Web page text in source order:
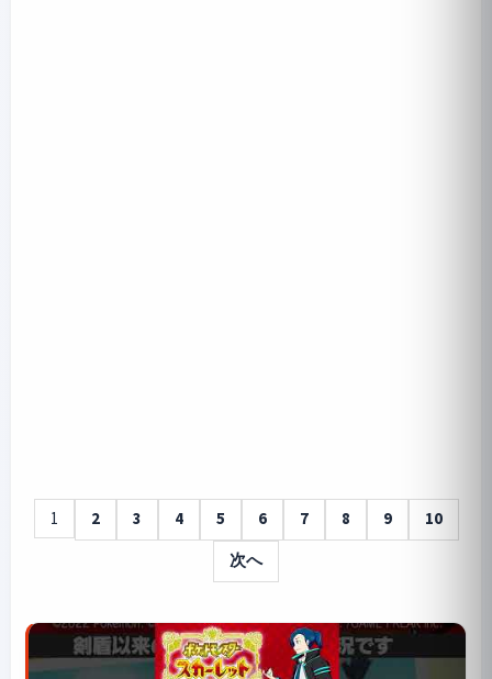
1 2 3 4 5 6 7 8 9
10
次へ